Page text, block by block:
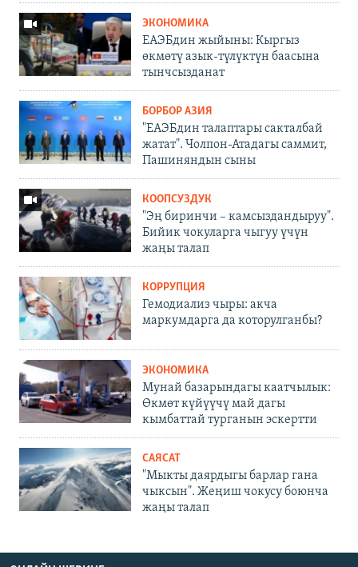
ЭКОНОМИКА
ЕАЭБдин жыйыны: Кыргыз
өкмөтү азык-түлүктүн баасына
тынчсызданат
БОРБОР АЗИЯ
"ЕАЭБдин талаптары сакталбай
жатат". Чолпон-Атадагы саммит,
Пашиняндын сыны
КООПСУЗДУК
"Эң биринчи – камсыздандыруу".
Бийик чокуларга чыгуу үчүн
жаңы талап
КОРРУПЦИЯ
Гемодиализ чыры: акча
маркумдарга да которулганбы?
ЭКОНОМИКА
Мунай базарындагы каатчылык:
Өкмөт күйүүчү май дагы
кымбаттай турганын эскертти
САЯСАТ
"Мыкты даярдыгы барлар гана
чыксын". Жеңиш чокусу боюнча
жаңы талап